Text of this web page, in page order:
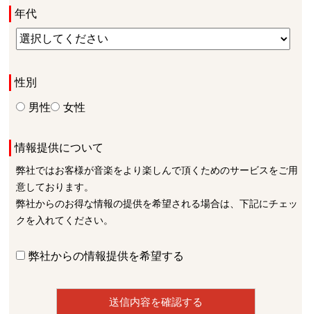
年代
性別
男性
女性
情報提供について
弊社ではお客様が音楽をより楽しんで頂くためのサービスをご用
意しております。
弊社からのお得な情報の提供を希望される場合は、下記にチェッ
クを入れてください。
弊社からの情報提供を希望する